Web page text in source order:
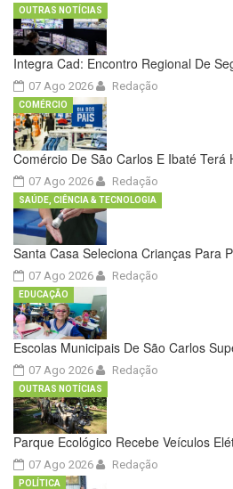
Integra Cad: Encontro Regional De
07 Ago 2026
OUTRAS NOTÍCIAS
Redação
Comércio De São Carlos E Ibaté
07 Ago 2026
COMÉRCIO
Redação
Santa Casa Seleciona Crianças Para
07 Ago 2026
SAÚDE, CIÊNCIA & TECNOLOGIA
Redação
Escolas Municipais De São Carlos
07 Ago 2026
EDUCAÇÃO
Redação
Parque Ecológico Recebe Veículos
07 Ago 2026
OUTRAS NOTÍCIAS
Redação
POLÍTICA